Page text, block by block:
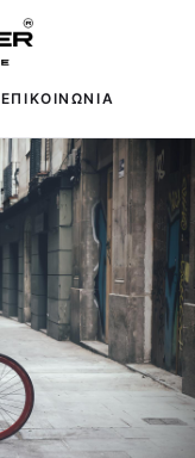
ΕΠΙΚΟΙΝΩΝΙΑ
Μπουφάν